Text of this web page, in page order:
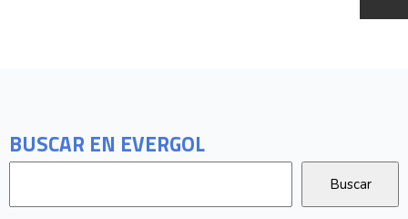
BUSCAR EN EVERGOL